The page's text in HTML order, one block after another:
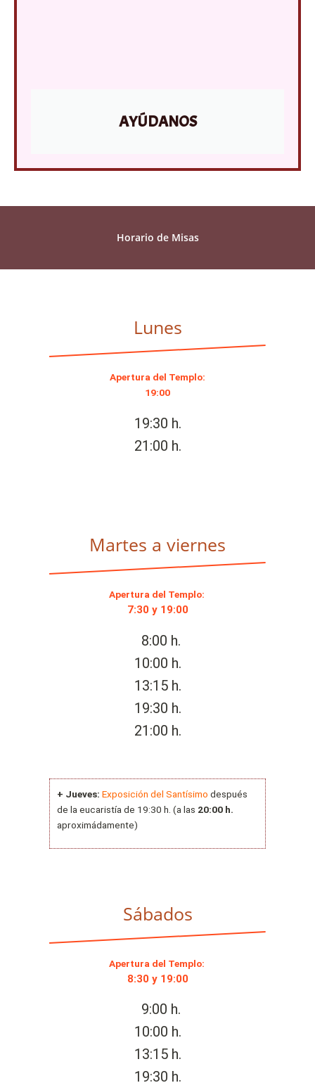
AYÚDANOS
Horario de Misas
Lunes
Apertura del Templo:
19:00
19:30 h.
21:00 h.
Martes a viernes
Apertura del Templo:
7:30 y 19:00
8:00 h.
10:00 h.
13:15 h.
19:30 h.
21:00 h.
+ Jueves: Exposición del Santísimo después
de la eucaristía de 19:30 h. (a las 20:00 h.
aproximádamente)
Sábados
Apertura del Templo:
8:30 y 19:00
9:00 h.
10:00 h.
13:15 h.
19:30 h.